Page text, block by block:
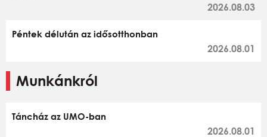
2026.08.03
Péntek délután az idősotthonban
2026.08.01
Munkánkról
Táncház az UMO-ban
2026.08.01